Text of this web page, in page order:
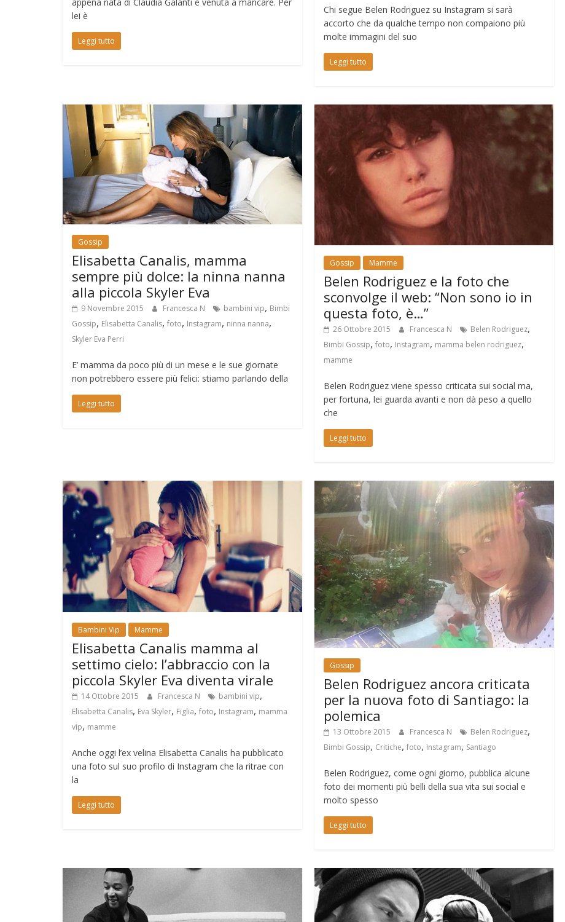
lei è
Leggi tutto
Chi segue Belen Rodriguez su Instagram si sarà
accorto che da qualche tempo non compaiono più
molte immagini del suo
Leggi tutto
Gossip
Elisabetta Canalis, mamma
sempre più dolce: la ninna nanna
alla piccola Skyler Eva
9 Novembre 2015 Francesca N bambini vip, Bimbi
Gossip, Elisabetta Canalis, foto, Instagram, ninna nanna,
Skyler Eva Perri
E’ mamma da poco più di un mese e le sue giornate
non potrebbero essere più felici: stiamo parlando della
Leggi tutto
Gossip Mamme
Belen Rodriguez e la foto che
sconvolge il web: “Non sono io in
questa foto, è…”
26 Ottobre 2015 Francesca N Belen Rodriguez,
Bimbi Gossip,foto, Instagram, mamma belen rodriguez,
mamme
Belen Rodriguez viene spesso criticata sui social ma,
per fortuna, lei guarda avanti e non dà peso a quello
che
Leggi tutto
Bambini Vip Mamme
Elisabetta Canalis mamma al
settimo cielo: l’abbraccio con la
piccola Skyler Eva diventa virale
14 Ottobre 2015 Francesca N bambini vip,
Elisabetta Canalis, Eva Skyler, Figlia, foto, Instagram, mamma
vip, mamme
Anche oggi l’ex velina Elisabetta Canalis ha pubblicato
una foto sul suo profilo di Instagram che la ritrae con
la
Leggi tutto
Gossip
Belen Rodriguez ancora criticata
per la nuova foto di Santiago: la
polemica
13 Ottobre 2015 Francesca N Belen Rodriguez,
Bimbi Gossip, Critiche,foto, Instagram, Santiago
Belen Rodriguez, come ogni giorno, pubblica alcune
foto dei momenti più belli della sua vita sui social e
molto spesso
Leggi tutto